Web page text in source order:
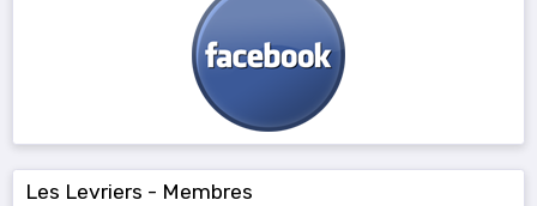
Les Levriers - Membres